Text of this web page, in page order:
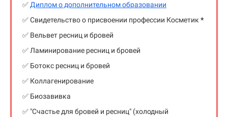
✅Диплом о дополнительном образовании
✅ Свидетельство о присвоении профессии Косметик*
✅ Вельвет ресниц и бровей
✅ Ламинирование ресниц и бровей
✅ Ботокс ресниц и бровей
✅ Коллагенирование
✅ Биозавивка
✅ "Счастье для бровей и ресниц" (холодный